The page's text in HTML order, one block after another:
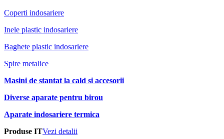
Coperti indosariere
Inele plastic indosariere
Baghete plastic indosariere
Spire metalice
Masini de stantat la cald si accesorii
Diverse aparate pentru birou
Aparate indosariere termica
Produse ITVezi detalii